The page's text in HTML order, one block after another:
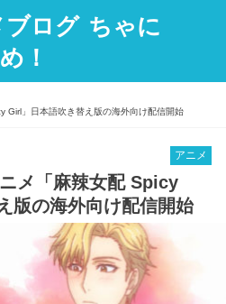
ブログ ちゃに
め！
Girl」日本語吹き替え版の海外向け配信開始
アニメ
メ「麻辣女配 Spicy
版の海外向け配信開始